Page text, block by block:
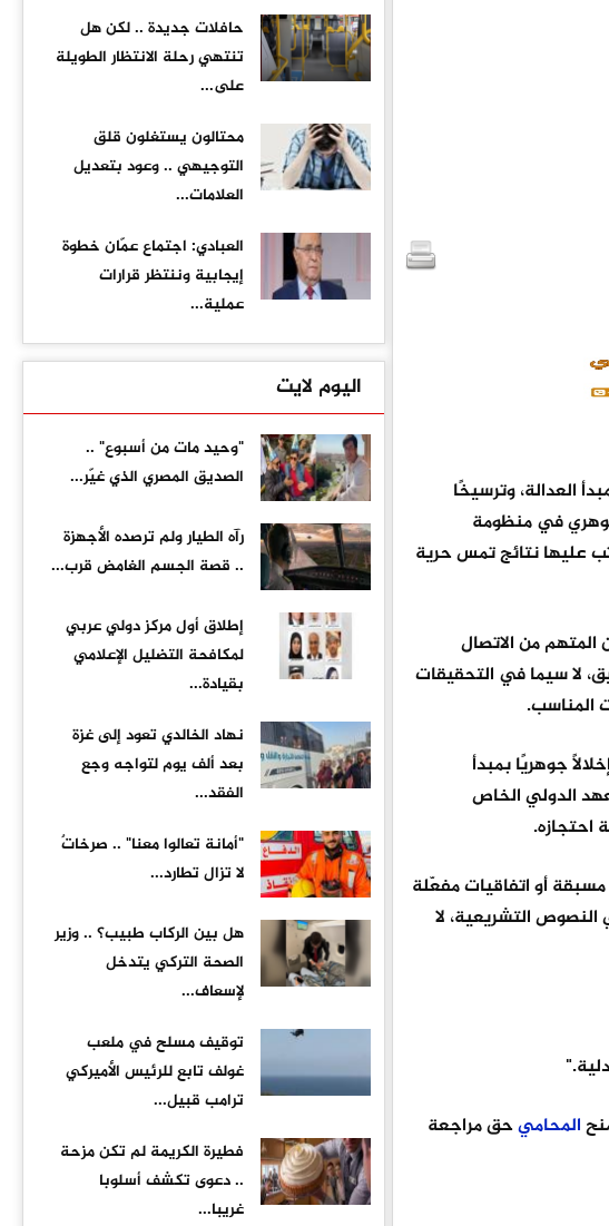
العدالة، وترسيخًا
جوهري في منظومة
عليها نتائج تمس حرية
من الاتصال
لا سيما في التحقيقات
المناسب.
جوهريًا بمبدأ
الدولي الخاص
احتجازه.
مسبقة أو اتفاقيات مفعّلة
النصوص التشريعية، لا
المحاميحق مراجعة
حافلات جديدة .. لكن هل
تنتهي رحلة الانتظار الطويلة
على...
محتالون يستغلون قلق
التوجيهي .. وعود بتعديل
العلامات...
العبادي: اجتماع عمّان خطوة
إيجابية وننتظر قرارات
عملية...
اليوم لايت
"وحيد مات من أسبوع" ..
الصديق المصري الذي غيّر...
رآه الطيار ولم ترصده الأجهزة
.. قصة الجسم الغامض قرب...
إطلاق أول مركز دولي عربي
لمكافحة التضليل الإعلامي
بقيادة...
نهاد الخالدي تعود إلى غزة
بعد ألف يوم لتواجه وجع
الفقد...
"أمانة تعالوا معنا" .. صرخاتٌ
لا تزال تطارد...
هل بين الركاب طبيب؟ .. وزير
الصحة التركي يتدخل
لإسعاف...
توقيف مسلح في ملعب
غولف تابع للرئيس الأميركي
ترامب قبيل...
فطيرة الكريمة لم تكن مزحة
.. دعوى تكشف أسلوبا
غريبا...